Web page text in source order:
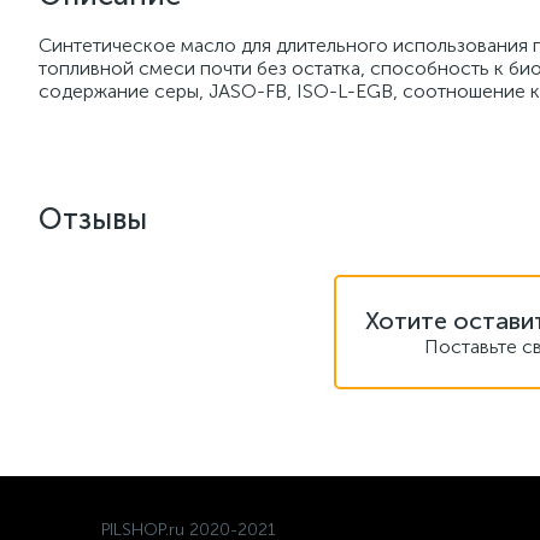
Синтетическое масло для длительного
топливной смеси почти без остатка, способность к
содержание серы, JASO-FB, ISO-L-EGB, соотношение
Отзывы
Хотите
Поставьте
PILSHOP.ru 2020-2021